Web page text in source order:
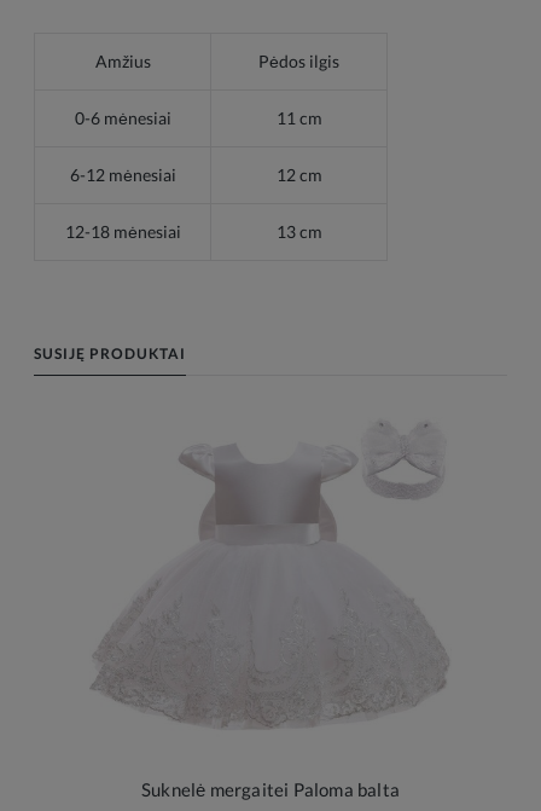
Amžius Pėdos ilgis
0-6 mėnesiai 11 cm
6-12 mėnesiai 12 cm
12-18 mėnesiai 13 cm
SUSIJĘ PRODUKTAI
Suknelė mergaitei Paloma balta